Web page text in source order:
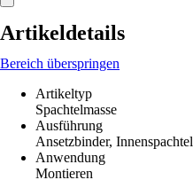
Artikeldetails
Bereich überspringen
Artikeltyp
Spachtelmasse
Ausführung
Ansetzbinder, Innenspachtel
Anwendung
Montieren